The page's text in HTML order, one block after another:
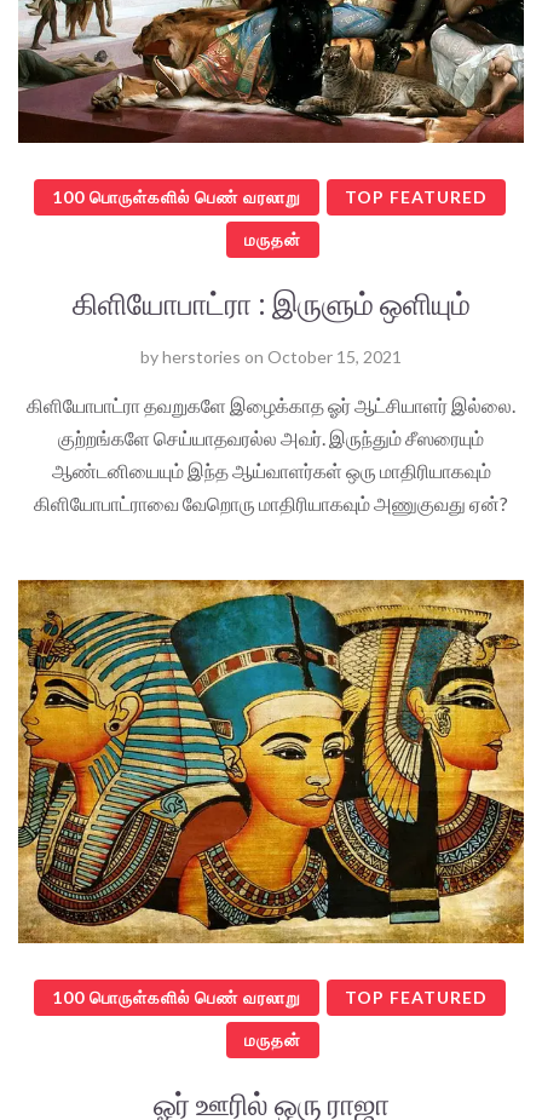
100 பொருள்களில் பெண் வரலாறு TOP FEATURED
மருதன்
கிளியோபாட்ரா : இருளும் ஒளியும்
byherstories on October 15, 2021
கிளியோபாட்ரா தவறுகளே இழைக்காத ஓர் ஆட்சியாளர் இல்லை.
குற்றங்களே செய்யாதவரல்ல அவர். இருந்தும் சீஸரையும்
ஆண்டனியையும் இந்த ஆய்வாளர்கள் ஒரு மாதிரியாகவும்
கிளியோபாட்ராவை வேறொரு மாதிரியாகவும் அணுகுவது ஏன்?
100 பொருள்களில் பெண் வரலாறு TOP FEATURED
மருதன்
ஓர் ஊரில் ஒரு ராஜா